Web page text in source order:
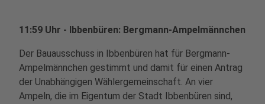
11:59 Uhr - Ibbenbüren: Bergmann-Ampelmännchen
Der Bauausschuss in Ibbenbüren hat für Bergmann-
Ampelmännchen gestimmt und damit für einen Antrag
der Unabhängigen Wählergemeinschaft. An vier
Ampeln, die im Eigentum der Stadt Ibbenbüren sind,